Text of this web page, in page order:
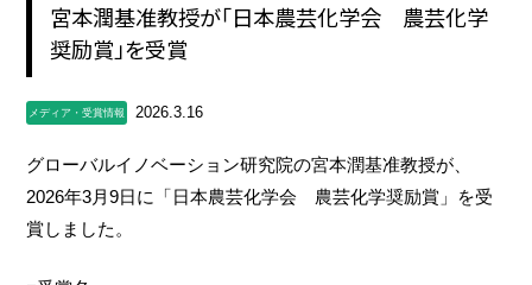
宮本潤基准教授が「日本農芸化学会 農芸化学
奨励賞」を受賞
メディア・受賞情報 2026.3.16
グローバルイノベーション研究院の宮本潤基准教授が、
2026年3月9日に「日本農芸化学会 農芸化学奨励賞」を受
賞しました。